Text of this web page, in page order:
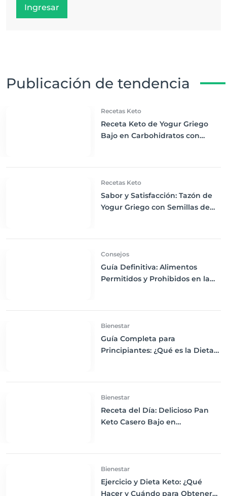
Ingresar
Publicación de tendencia
Recetas Keto
Receta Keto de Yogur Griego
Bajo en Carbohidratos con
Recetas Keto
Sabor y Satisfacción: Tazón de
Yogur Griego con Semillas de
Consejos
Guía Definitiva: Alimentos
Permitidos y Prohibidos en la
Bienestar
Guía Completa para
Principiantes: ¿Qué es la Dieta
Bienestar
Receta del Día: Delicioso Pan
Keto Casero Bajo en
Bienestar
Ejercicio y Dieta Keto: ¿Qué
Hacer y Cuándo para Obtener